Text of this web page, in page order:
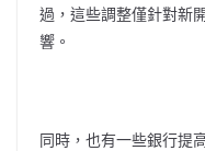
過，這些調整僅針對新
響。
同時，也有一些銀行提